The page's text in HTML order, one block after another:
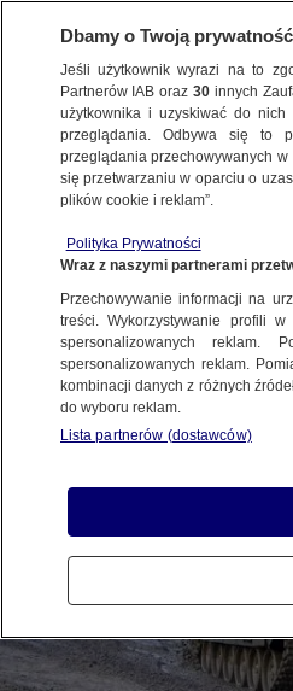
POLSKA
zmienić myślenie"
13.09.2025, 08:37
Posłuchaj artykułu
Czyta lektor AI
Dbamy o Twoją prywatność
Jeśli użytkownik wyrazi na to
Partnerów IAB oraz30 innych
użytkownika i uzyskiwać do
przeglądania. Odbywa się to
przeglądania przechowywanych
się przetwarzaniu w oparciu o
plików cookie i reklam”.
Polityka Prywatności
Wraz z naszymi partnerami
Przechowywanie informacji na
treści. Wykorzystywanie profili
spersonalizowanych reklam.
spersonalizowanych reklam.
kombinacji danych z różnych
do wyboru reklam.
Lista partnerów (dostawców)